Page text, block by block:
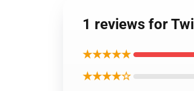
1 reviews for
★★★★★
★★★★☆